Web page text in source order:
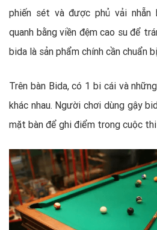
phiến sét và được phủ vải nhẵn
quanh bằng viền đệm cao su để
bida là sản phẩm chính cần chuẩn
Trên bàn Bida, có 1 bi cái và
khác nhau. Người chơi dùng gậy
mặt bàn để ghi điểm trong cuộc thi